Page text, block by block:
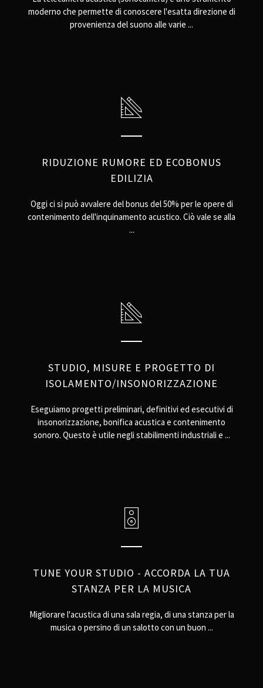
moderno che permette di conoscere l'esatta direzione di
provenienza del suono alle varie ...
RIDUZIONE RUMORE ED ECOBONUS
EDILIZIA
Oggi ci si può avvalere del bonus del 50% per le opere di
contenimento dell'inquinamento acustico. Ciò vale se alla
...
STUDIO, MISURE E PROGETTO DI
ISOLAMENTO/INSONORIZZAZIONE
Eseguiamo progetti preliminari, definitivi ed esecutivi di
insonorizzazione, bonifica acustica e contenimento
sonoro. Questo è utile negli stabilimenti industriali e ...
TUNE YOUR STUDIO - ACCORDA LA TUA
STANZA PER LA MUSICA
Migliorare l'acustica di una sala regia, di una stanza per la
musica o persino di un salotto con un buon ...